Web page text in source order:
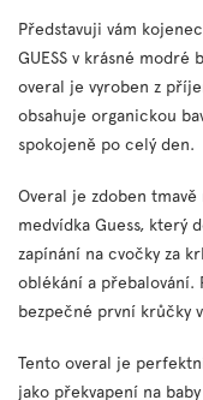
Představuji vám
GUESS v krásné
overal je vyroben z
obsahuje organickou
spokojeně po celý den.
Overal je zdoben
medvídka Guess, který
zapínání na cvočky za
oblékání a přebalování.
bezpečné první krůčky
Tento overal je
jako překvapení na